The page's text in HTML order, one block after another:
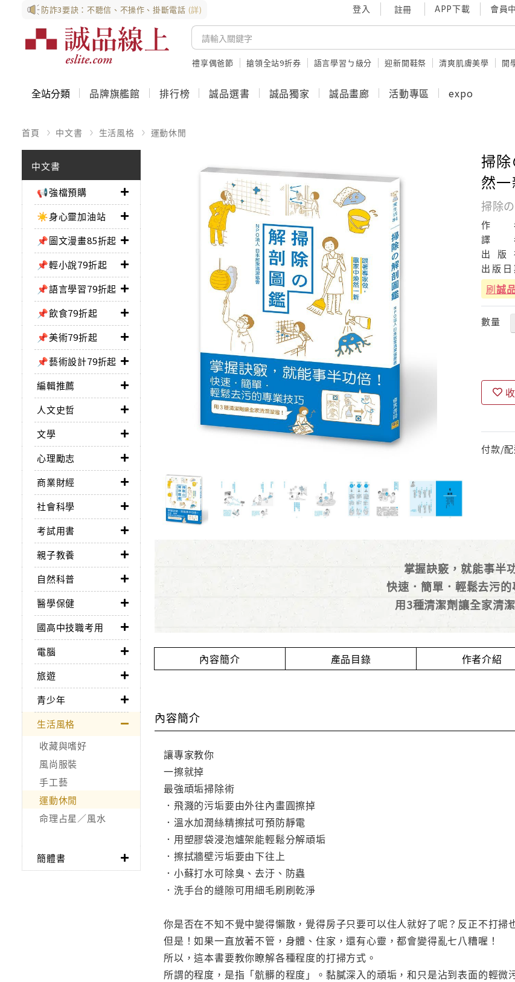
防詐3要訣：不聽信、不操作、掛斷電話 (詳) 登入 註冊 APP下載 會員
禮享偶爸節 搶領全站9折券 語言學習ㄅ級分 迎新開鞋祭 清爽肌膚美學 開
全站分類 品牌旗艦館 排行榜 誠品選書 誠品獨家 誠品畫廊 活動專區 expo
首頁 中文書 生活風格 運動休閒
中文書
📢強檔預購
☀️身心靈加油站
📌圖文漫畫85折起
📌輕小說79折起
📌語言學習79折起
📌飲食79折起
📌美術79折起
📌藝術設計79折起
編輯推薦
人文史哲
文學
心理勵志
商業財經
社會科學
考試用書
親子教養
自然科普
醫學保健
國高中技職考用
電腦
旅遊
青少年
生活風格
收藏與嗜好
風尚服裝
手工藝
運動休閒
命理占星／風水
簡體書
掃
然
掃除
作
譯
出
版
出 版 日
刷誠
數量
付款/配
掌握訣竅，就能事半
快速．簡單．輕鬆去污
用3種清潔劑讓全家清潔
內容簡介 產品目錄 作者介紹
內容簡介
讓專家教你
一擦就掉
最強頑垢掃除術
．飛濺的污垢要由外往內畫圓擦掉
．溫水加潤絲精擦拭可預防靜電
．用塑膠袋浸泡爐架能輕鬆分解頑垢
．擦拭牆壁污垢要由下往上
．小蘇打水可除臭、去汙、防蟲
．洗手台的縫隙可用細毛刷刷乾淨
你是否在不知不覺中變得懶散，覺得房子只要可以住人就好了呢？反正不打掃
但是！如果一直放著不管，身體、住家，還有心靈，都會變得亂七八糟喔！
所以，這本書要教你瞭解各種程度的打掃方式。
所謂的程度，是指「骯髒的程度」。黏膩深入的頑垢，和只是沾到表面的輕